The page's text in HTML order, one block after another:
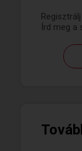
Írd meg